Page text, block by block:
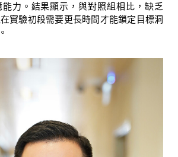
力。結果顯示，與對照組相比，缺乏
實驗初段需要更長時間才能鎖定目標洞